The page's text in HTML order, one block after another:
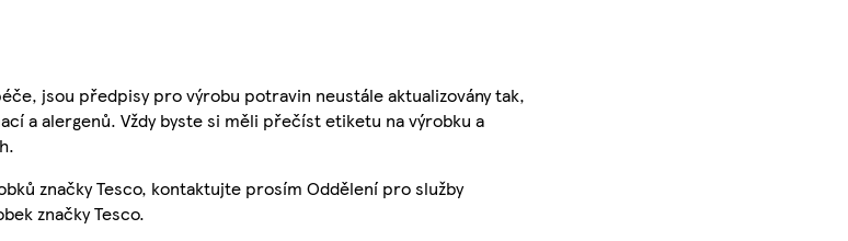
jsou předpisy pro výrobu potravin neustále aktualizovány tak,
a alergenů. Vždy byste si měli přečíst etiketu na výrobku a
značky Tesco, kontaktujte prosím Oddělení pro služby
značky Tesco.